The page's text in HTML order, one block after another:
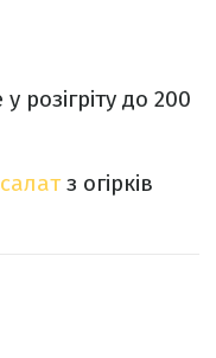
розігріту до 200
з огірків